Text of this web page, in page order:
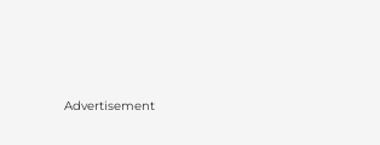
Advertisement